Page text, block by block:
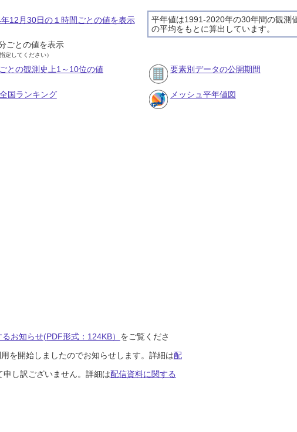
平年値は1991-2020年の30年間の観測
の平均をもとに算出しています。
12月30日の１時間ごとの値を表示
ごとの値を表示
定してください）
との観測史上1～10位の値 要素別データの公開期間
国ランキング メッシュ平年値図
お知らせ(PDF形式：124KB） をご覧くださ
を開始しましたのでお知らせします。詳細は配
し訳ございません。詳細は配信資料に関する